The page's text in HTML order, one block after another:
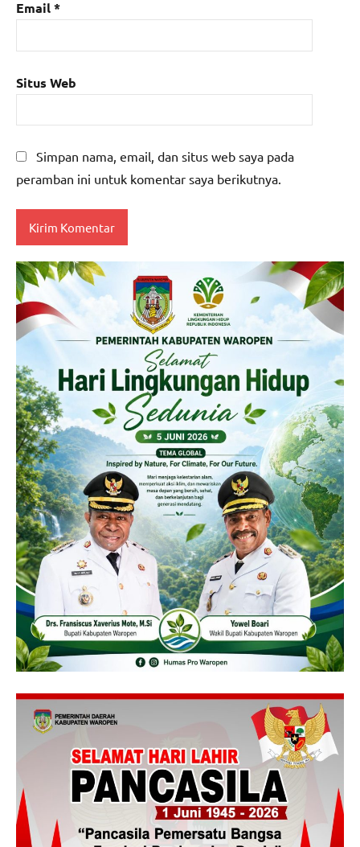
Email*
Situs Web
Simpan nama, email, dan situs web saya pada
peramban ini untuk komentar saya berikutnya.